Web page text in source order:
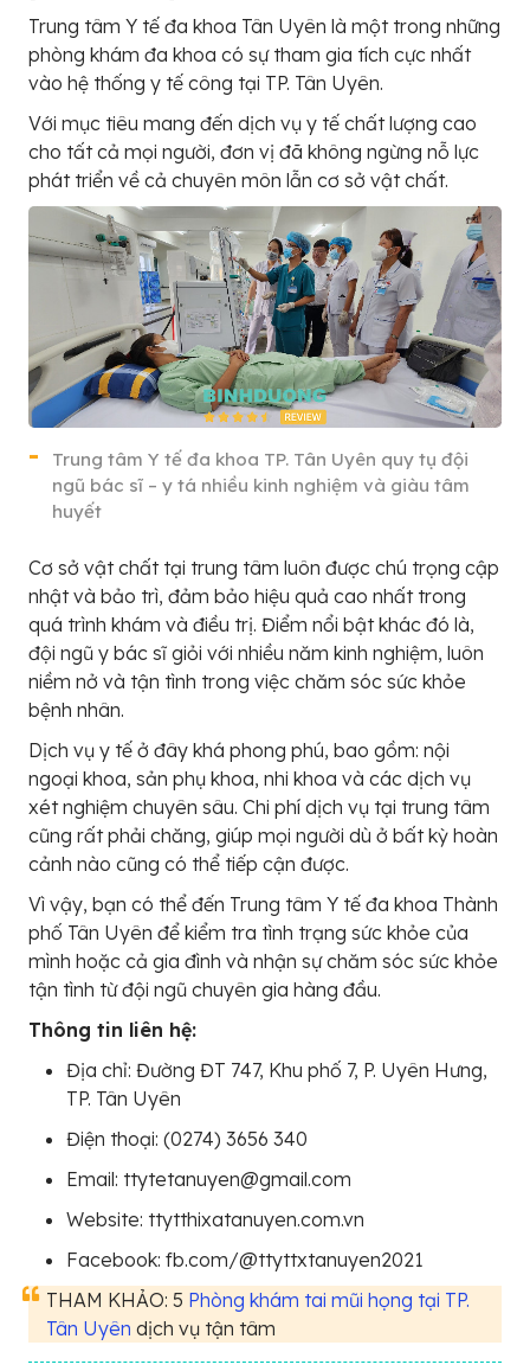
Trung tâm Y tế đa khoa Tân Uyên là một trong những
phòng khám đa khoa có sự tham gia tích cực nhất
vào hệ thống y tế công tại TP. Tân Uyên.
Với mục tiêu mang đến dịch vụ y tế chất lượng cao
cho tất cả mọi người, đơn vị đã không ngừng nỗ lực
phát triển về cả chuyên môn lẫn cơ sở vật chất.
Trung tâm Y tế đa khoa TP. Tân Uyên quy tụ đội
ngũ bác sĩ – y tá nhiều kinh nghiệm và giàu tâm
huyết
Cơ sở vật chất tại trung tâm luôn được chú trọng cập
nhật và bảo trì, đảm bảo hiệu quả cao nhất trong
quá trình khám và điều trị. Điểm nổi bật khác đó là,
đội ngũ y bác sĩ giỏi với nhiều năm kinh nghiệm, luôn
niềm nở và tận tình trong việc chăm sóc sức khỏe
bệnh nhân.
Dịch vụ y tế ở đây khá phong phú, bao gồm: nội
ngoại khoa, sản phụ khoa, nhi khoa và các dịch vụ
xét nghiệm chuyên sâu. Chi phí dịch vụ tại trung tâm
cũng rất phải chăng, giúp mọi người dù ở bất kỳ hoàn
cảnh nào cũng có thể tiếp cận được.
Vì vậy, bạn có thể đến Trung tâm Y tế đa khoa Thành
phố Tân Uyên để kiểm tra tình trạng sức khỏe của
mình hoặc cả gia đình và nhận sự chăm sóc sức khỏe
tận tình từ đội ngũ chuyên gia hàng đầu.
Thông tin liên hệ:
Địa chỉ: Đường ĐT 747, Khu phố 7, P. Uyên Hưng,
TP. Tân Uyên
Điện thoại: (0274) 3656 340
Email: ttytetanuyen@gmail.com
Website: ttytthixatanuyen.com.vn
Facebook: fb.com/@ttyttxtanuyen2021
THAM KHẢO: 5 Phòng khám tai mũi họng tại TP.
Tân Uyên dịch vụ tận tâm